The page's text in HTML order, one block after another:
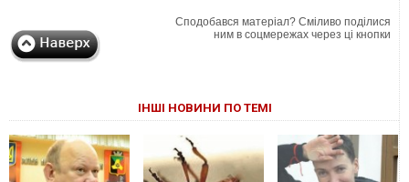
Сподобався матеріал? Сміливо поділися
ним в соцмережах через ці кнопки
ІНШІ НОВИНИ ПО ТЕМІ